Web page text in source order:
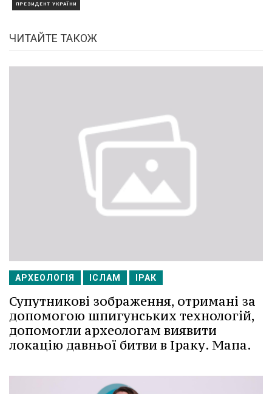
ПРЕЗИДЕНТ УКРАЇНИ
ЧИТАЙТЕ ТАКОЖ
АРХЕОЛОГІЯ ІСЛАМ ІРАК
Супутникові зображення, отримані за
допомогою шпигунських технологій,
допомогли археологам виявити
локацію давньої битви в Іраку. Мапа.